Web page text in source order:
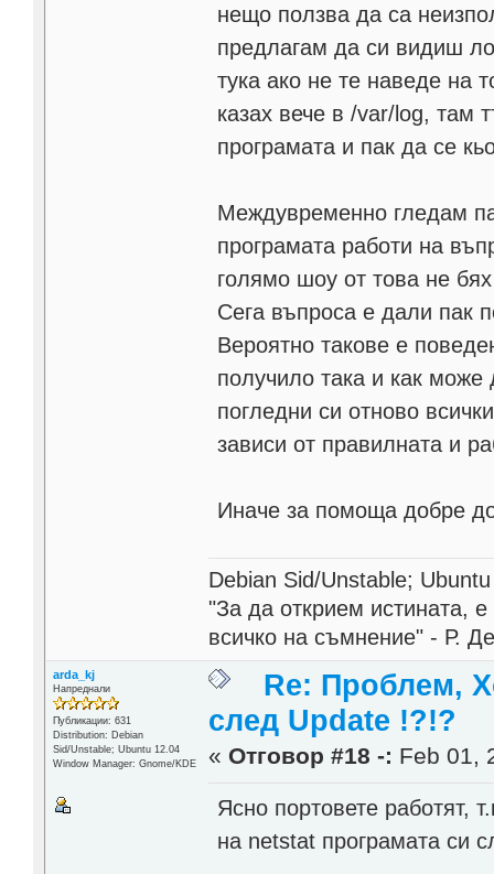
нещо ползва да са
предлагам да си видиш
тука ако не те наведе на
казах вече в /var/log, там
програмата и пак да се
Междувременно гледам
програмата работи на
голямо шоу от това не
Сега въпроса е дали пак
Вероятно такове е
получило така и как
погледни си отново
зависи от правилната и
Иначе за помоща добре
Debian Sid/Unstable;
"За да открием истината,
всичко на съмнение" - Р.
arda_kj
Напреднали
Публикации: 631
Distribution: Debian
Sid/Unstable; Ubuntu 12.04
Window Manager: Gnome/KDE
Re: Проблем,
след Update !?!?
« Отговор #18 -: Feb 01,
Ясно портовете работят,
на netstat програмата си